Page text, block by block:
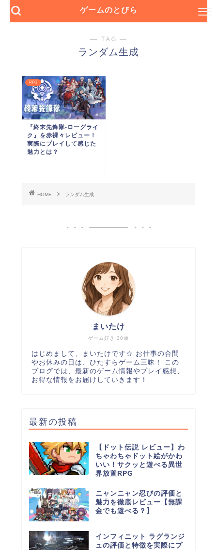
ゲームのとびら
― TAG ―
ランダム生成
RPG
『終末先鋒隊-ローグライ
ク』を赤裸々レビュー！
実際にプレイして感じた
魅力とは？
HOME ランダム生成
ゲーム好き 30歳
まいたけ
はじめまして、まいたけです☆ お仕事の合間
やお休みの日は、ひたすらゲーム三昧！ この
ブログでは、最新のゲーム情報やプレイ感想、
お得な情報をお届けしていきます！
最新の投稿
【ドット伝説 レビュー】わ
ちゃわちゃドット絵がかわ
いい！サクッと遊べる異世
界放置RPG
ニャンニャン忍びの評価と
魅力を徹底レビュー【無課
金でも遊べる？】
インフィニット ラグランジ
ュの評価と特徴を実際にプ